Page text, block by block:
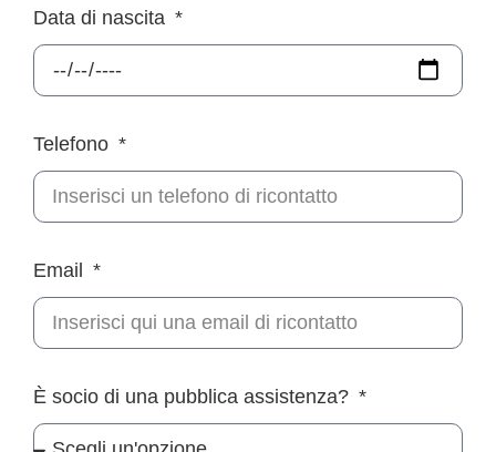
Data di nascita
Telefono
Email
È socio di una pubblica assistenza?